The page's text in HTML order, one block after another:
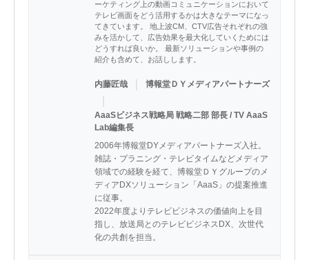
ーケティング上の動画コミュニケーションにおいて
テレビ画面をどう活用するかは大きなテーマになっ
てきています。 地上波CM、CTV広告それぞれの強
みを活かして、広告効果を最大化していくためには
どうすれば良いか。 最新ソリューションや事例の
紹介も含めて、お話しします。
内藤匠哉 博報堂ＤＹメディアパートナーズ
AaaSビジネス戦略局 戦略二部 部長 / TV AaaS
Lab編集長
2006年博報堂DYメディアパートナーズ入社。
雑誌・プラニング・テレビタイムなどメディア
領域での経験を経て、博報堂ＤＹグループのメ
ディアDXソリューション「AaaS」の提案推進
に従事。
2022年度よりテレビビジネスの価値向上を目
指し、放送局とのテレビビジネスDX、次世代
化の共創を担当。